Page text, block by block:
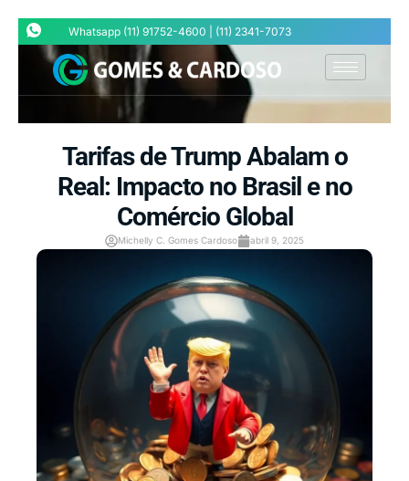
Whatsapp (11) 91752-4600 | (11) 2341-7073
Tarifas de Trump Abalam o
Real: Impacto no Brasil e no
Comércio Global
Michelly C. Gomes Cardoso abril 9, 2025